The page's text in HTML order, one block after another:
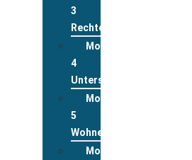
3
Rechte
Modul
4
Unterstützungsleistungen
Modul
5
Wohnen
Modul